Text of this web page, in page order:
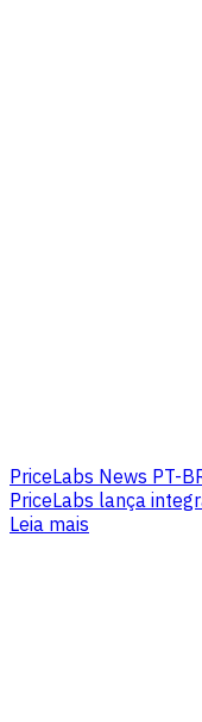
PriceLabs News PT-
PriceLabs lança
Leia mais